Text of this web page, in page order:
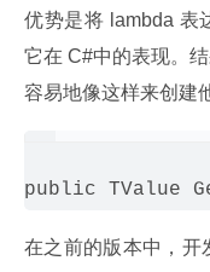
优势是将 lambda 表
它在 C#中的表现。
容易地像这样来创建
在之前的版本中，开